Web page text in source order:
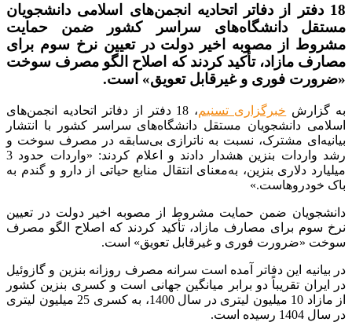
18 دفتر از دفاتر اتحادیه انجمن‌های اسلامی دانشجویان
مستقل دانشگاه‌های سراسر کشور ضمن حمایت
مشروط از مصوبه اخیر دولت در تعیین نرخ سوم برای
مصارف مازاد، تأکید کردند که اصلاح الگو مصرف سوخت
«ضرورت فوری و غیرقابل تعویق» است.
به گزارش خبرگزاری تسنیم
، 18 دفتر از دفاتر اتحادیه انجمن‌های
اسلامی دانشجویان مستقل دانشگاه‌های سراسر کشور با انتشار
بیانیه‌ای مشترک، نسبت به ناترازی بی‌سابقه در مصرف سوخت و
رشد واردات بنزین هشدار دادند و اعلام کردند: «واردات حدود 3
میلیارد دلاری بنزین، به‌معنای انتقال منابع حیاتی از دارو و گندم به
باک خودروهاست.»
دانشجویان ضمن حمایت مشروط از مصوبه اخیر دولت در تعیین
نرخ سوم برای مصارف مازاد، تأکید کردند که اصلاح الگو مصرف
سوخت «ضرورت فوری و غیرقابل تعویق» است.
در بیانیه این دفاتر آمده است سرانه مصرف روزانه بنزین و گازوئیل
در ایران تقریباً دو برابر میانگین جهانی است و کسری بنزین کشور
از مازاد 10 میلیون لیتری در سال 1400، به کسری 25 میلیون لیتری
در سال 1404 رسیده است.